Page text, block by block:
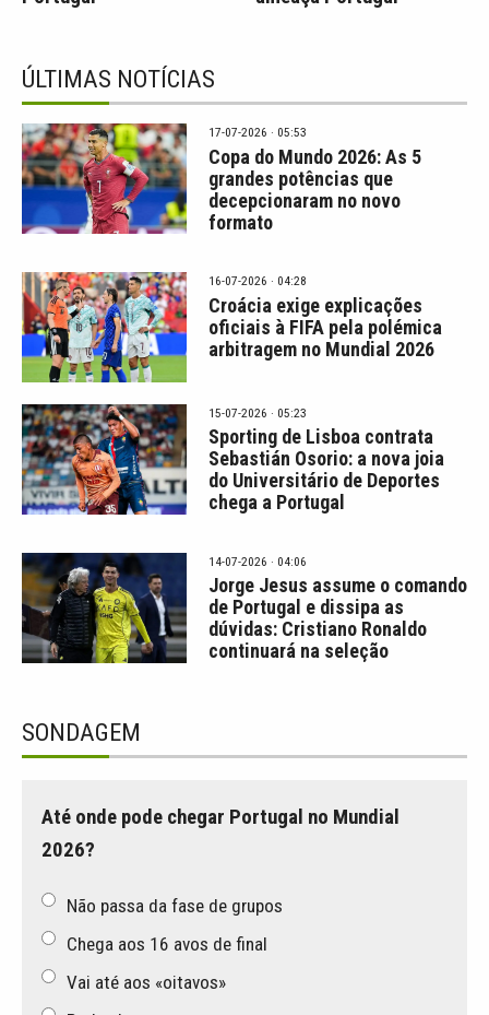
ÚLTIMAS NOTÍCIAS
17-07-2026 · 05:53
Copa do Mundo 2026: As 5
grandes potências que
decepcionaram no novo
formato
16-07-2026 · 04:28
Croácia exige explicações
oficiais à FIFA pela polémica
arbitragem no Mundial 2026
15-07-2026 · 05:23
Sporting de Lisboa contrata
Sebastián Osorio: a nova joia
do Universitário de Deportes
chega a Portugal
14-07-2026 · 04:06
Jorge Jesus assume o comando
de Portugal e dissipa as
dúvidas: Cristiano Ronaldo
continuará na seleção
SONDAGEM
Até onde pode chegar Portugal no Mundial
2026?
Não passa da fase de grupos
Chega aos 16 avos de final
Vai até aos «oitavos»